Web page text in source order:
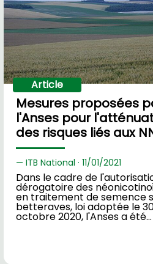
Article
Mesures proposées
l'Anses pour
des risques liés aux
ITB National · 11/01/2021
Dans le cadre de
dérogatoire des
en traitement de semence
betteraves, loi adoptée le
octobre 2020, l'Anses a été…